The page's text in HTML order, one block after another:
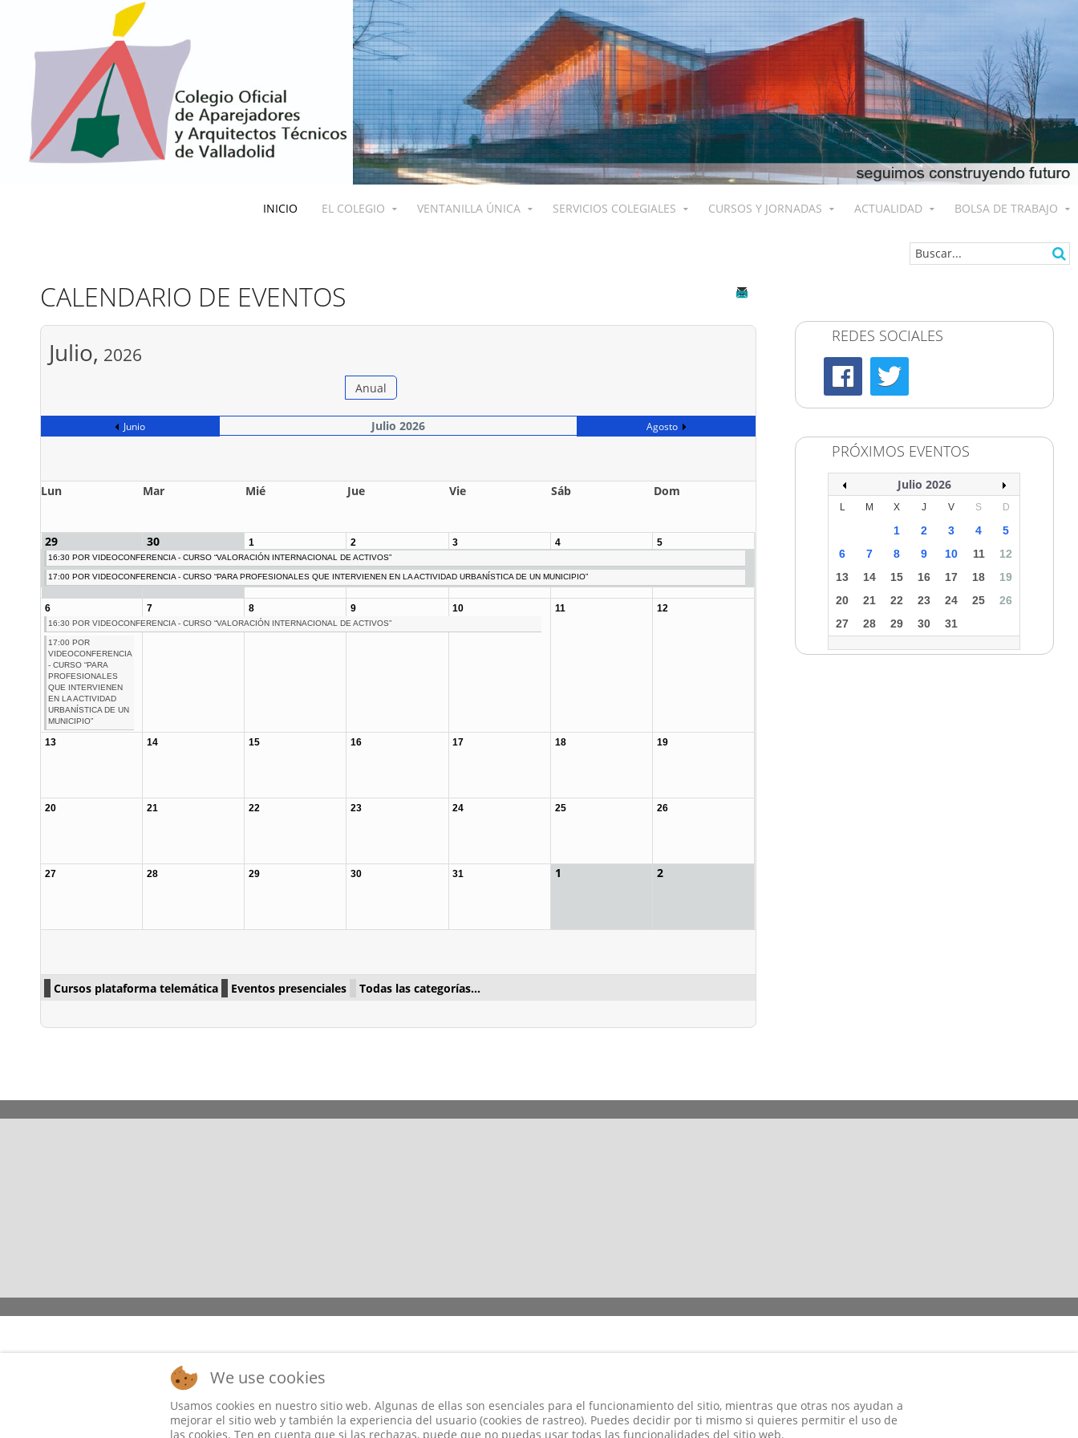
INICIO EL COLEGIO VENTANILLA ÚNICA SERVICIOS COLEGIALES CURSOS Y JORNADAS ACTUALIDAD BOLSA DE TRABAJO
CALENDARIO DE EVENTOS
Julio, 2026
Anual
Junio Julio 2026 Agosto
Lun Mar Mié Jue Vie Sáb Dom
29 30 1 2 3 4 5
16:30 POR VIDEOCONFERENCIA - CURSO “VALORACIÓN INTERNACIONAL DE ACTIVOS”
17:00 POR VIDEOCONFERENCIA - CURSO “PARA PROFESIONALES QUE INTERVIENEN EN LA ACTIVIDAD URBANÍSTICA DE UN MUNICIPIO”
6 7 8 9 10 11 12
16:30 POR VIDEOCONFERENCIA - CURSO “VALORACIÓN INTERNACIONAL DE ACTIVOS”
17:00 POR
VIDEOCONFERENCIA
- CURSO “PARA
PROFESIONALES
QUE INTERVIENEN
EN LA ACTIVIDAD
URBANÍSTICA DE UN
MUNICIPIO”
13 14 15 16 17 18 19
20 21 22 23 24 25 26
27 28 29 30 31 1 2
Cursos plataforma telemática Eventos presenciales Todas las categorías...
REDES SOCIALES
PRÓXIMOS EVENTOS
Julio 2026
L M X J V S D
1 2 3 4
5
6
7 8 9 10 11
12
13
14 15 16 17 18
19
20
21 22 23 24 25
26
27
28 29 30 31
We use cookies
Usamos cookies en nuestro sitio web. Algunas de ellas son esenciales para el funcionamiento del sitio, mientras que otras nos ayudan a
mejorar el sitio web y también la experiencia del usuario (cookies de rastreo). Puedes decidir por ti mismo si quieres permitir el uso de
las cookies. Ten en cuenta que si las rechazas, puede que no puedas usar todas las funcionalidades del sitio web.